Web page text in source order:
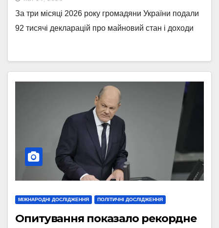
За три місяці 2026 року громадяни України подали
92 тисячі декларацій про майновий стан і доходи
МІЖНАРОДНІ ДОСЛІДЖЕННЯ ПОЛІТИЧНІ ДОСЛІДЖЕННЯ
Опитування показало рекордне